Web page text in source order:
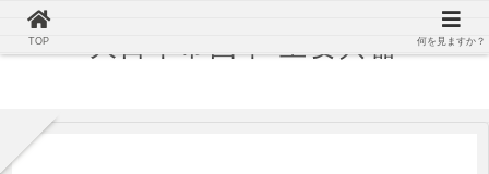
TOP 何を見ますか？